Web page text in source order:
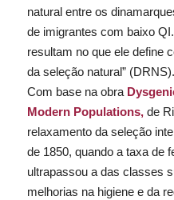
natural entre os
de imigrantes com baixo
resultam no que ele define
da seleção natural” (DRNS).
Com base na obra
Modern Populations,de
relaxamento da seleção
de 1850, quando a taxa de
ultrapassou a das classes
melhorias na higiene e da